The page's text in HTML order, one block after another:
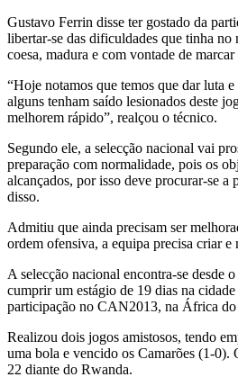
Gustavo Ferrin disse ter gostado da
libertar-se das dificuldades que tinha no
coesa, madura e com vontade de marcar
“Hoje notamos que temos que dar luta
alguns tenham saído lesionados deste
melhorem rápido”, realçou o técnico.
Segundo ele, a selecção nacional vai
preparação com normalidade, pois os
alcançados, por isso deve procurar-se a
disso.
Admitiu que ainda precisam ser
ordem ofensiva, a equipa precisa criar e
A selecção nacional encontra-se desde
cumprir um estágio de 19 dias na
participação no CAN2013, na África do
Realizou dois jogos amistosos, tendo
uma bola e vencido os Camarões (1-0).
22 diante do Rwanda.